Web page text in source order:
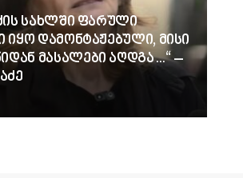
სახლში ფარული
იყო დამონტაჟებული, მისი
მასალები აღდგა…“ –